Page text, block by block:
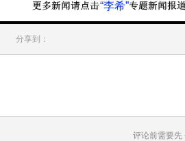
“李希”
分享到：
评论前需要先